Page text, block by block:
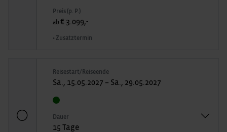
Preis (p. P.)
ab € 3.099,-
• Zusatztermin
Reisestart/Reiseende
Sa., 15.05.2027 – Sa., 29.05.2027
Dauer
15 Tage